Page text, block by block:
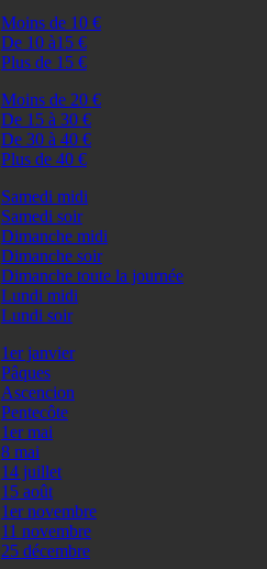
Moins de 10 €
De 10 à15 €
Plus de 15 €
Moins de 20 €
De 15 à 30 €
De 30 à 40 €
Plus de 40 €
Samedi midi
Samedi soir
Dimanche midi
Dimanche soir
Dimanche toute la journée
Lundi midi
Lundi soir
1er janvier
Pâques
Ascencion
Pentecôte
1er mai
8 mai
14 juillet
15 août
1er novembre
11 novembre
25 décembre